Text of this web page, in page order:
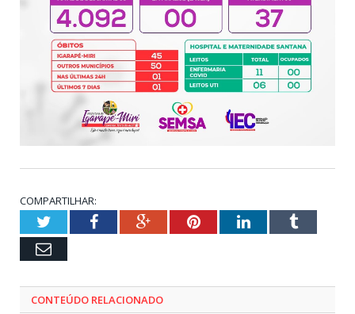
COMPARTILHAR:
TwitterFacebookGoogle+PinterestLinkedInTumblr
Email
CONTEÚDO RELACIONADO